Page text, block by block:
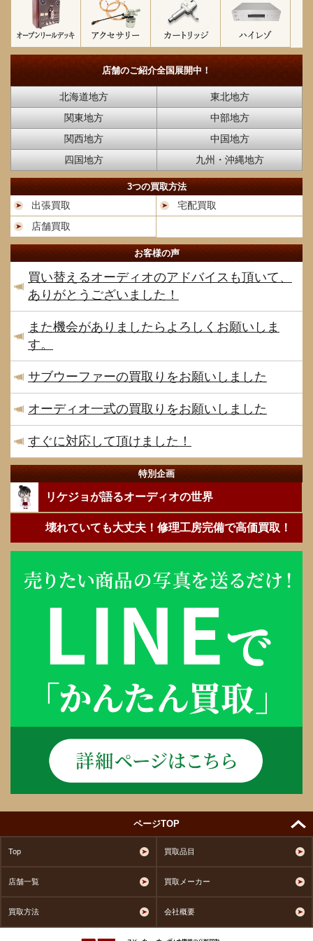
店舗のご紹介全国展開中！
北海道地方
東北地方
関東地方
中部地方
関西地方
中国地方
四国地方
九州・沖縄地方
3つの買取方法
出張買取
宅配買取
店舗買取
お客様の声
買い替えるオーディオのアドバイスも頂いて、
ありがとうございました！
また機会がありましたらよろしくお願いしま
す。
サブウーファーの買取りをお願いしました
オーディオ一式の買取りをお願いしました
すぐに対応して頂けました！
特別企画
リケジョが語るオーディオの世界
壊れていても大丈夫！修理工房完備で高価買取！
ページTOP
Top 買取品目
店舗一覧 買取メーカー
買取方法 会社概要